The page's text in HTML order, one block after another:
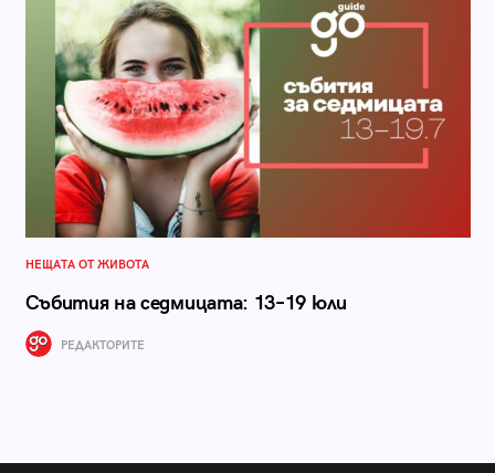
НЕЩАТА ОТ ЖИВОТА
Събития на седмицата: 13–19 юли
РЕДАКТОРИТЕ